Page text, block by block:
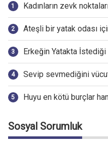
Kadınların zevk
Ateşli bir yatak odası
Erkeğin Yatakta
Sevip sevmediğini
Huyu en kötü burçlar
Sosyal Sorumluk